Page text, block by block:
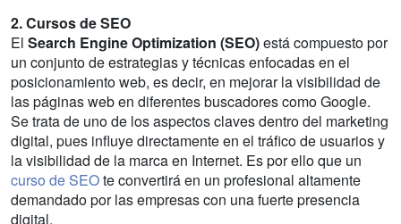
2. Cursos de SEO
El Search Engine Optimization (SEO)está compuesto por
un conjunto de estrategias y técnicas enfocadas en el
posicionamiento web, es decir, en mejorar la visibilidad de
las páginas web en diferentes buscadores como Google.
Se trata de uno de los aspectos claves dentro del marketing
digital, pues influye directamente en el tráfico de usuarios y
la visibilidad de la marca en Internet. Es por ello que un
curso de SEOte convertirá en un profesional altamente
demandado por las empresas con una fuerte presencia
digital.